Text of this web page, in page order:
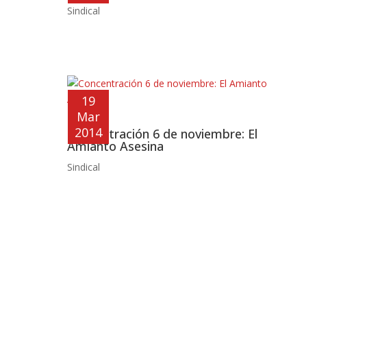
Sindical
Concentración 6 de noviembre: El
Amianto Asesina
19
Mar
2014
Sindical